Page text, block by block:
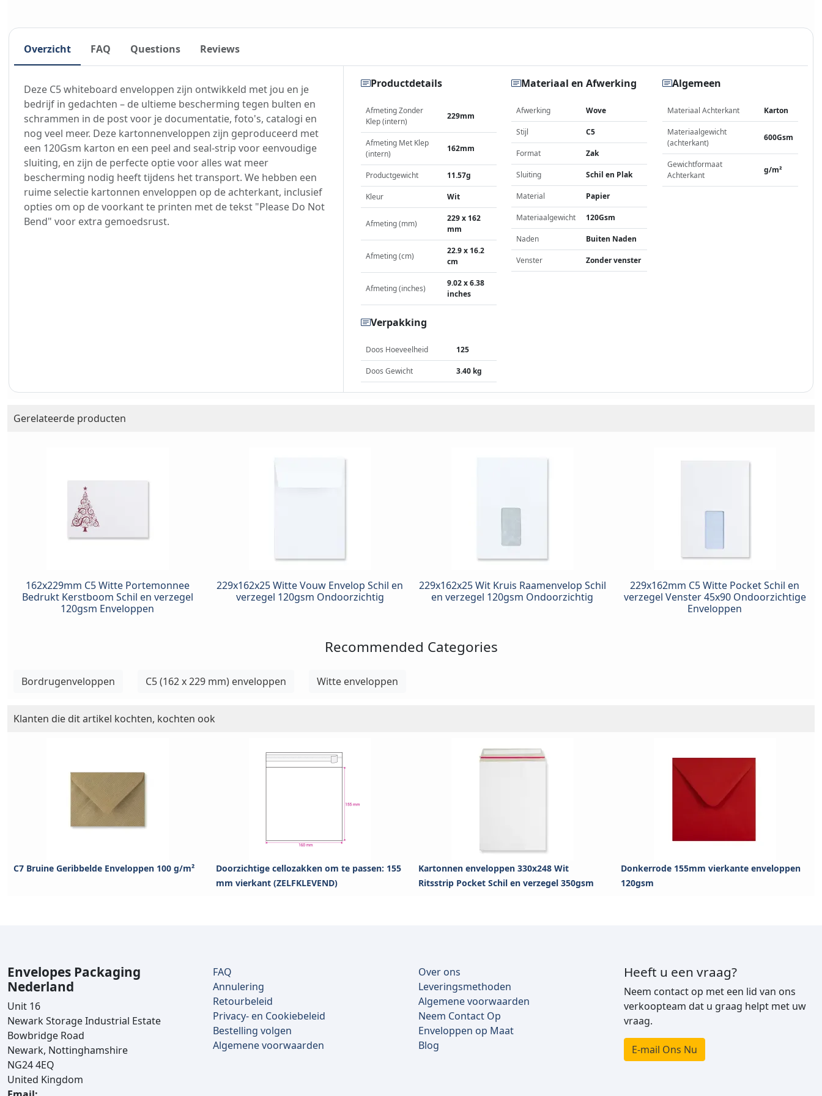
Overzicht FAQ Questions Reviews
Deze C5 whiteboard enveloppen zijn ontwikkeld met jou en je
bedrijf in gedachten – de ultieme bescherming tegen bulten en
schrammen in de post voor je documentatie, foto's, catalogi en
nog veel meer. Deze kartonnenveloppen zijn geproduceerd met
een 120Gsm karton en een peel and seal-strip voor eenvoudige
sluiting, en zijn de perfecte optie voor alles wat meer
bescherming nodig heeft tijdens het transport. We hebben een
ruime selectie kartonnen enveloppen op de achterkant, inclusief
opties om op de voorkant te printen met de tekst "Please Do Not
Bend" voor extra gemoedsrust.
Productdetails
Afmeting Zonder
Klep (intern)
229mm
Afmeting Met Klep
(intern)
162mm
Productgewicht 11.57g
Kleur Wit
Afmeting (mm)
229 x 162
mm
Afmeting (cm)
22.9 x 16.2
cm
Afmeting (inches)
9.02 x 6.38
inches
Materiaal en Afwerking
Afwerking Wove
Stijl C5
Format Zak
Sluiting Schil en Plak
Material Papier
Materiaalgewicht 120Gsm
Naden Buiten Naden
Venster Zonder venster
Algemeen
Materiaal Achterkant Karton
Materiaalgewicht
(achterkant)
600Gsm
Gewichtformaat
Achterkant
g/m²
Verpakking
Doos Hoeveelheid 125
Doos Gewicht 3.40 kg
Gerelateerde producten
162x229mm C5 Witte Portemonnee
Bedrukt Kerstboom Schil en verzegel
120gsm Enveloppen
229x162x25 Witte Vouw Envelop Schil en
verzegel 120gsm Ondoorzichtig
229x162x25 Wit Kruis Raamenvelop Schil
en verzegel 120gsm Ondoorzichtig
229x162mm C5 Witte Pocket Schil en
verzegel Venster 45x90 Ondoorzichtige
Enveloppen
Recommended Categories
Bordrugenveloppen C5 (162 x 229 mm) enveloppen Witte enveloppen
Klanten die dit artikel kochten, kochten ook
C7 Bruine Geribbelde Enveloppen 100 g/m²
Doorzichtige cellozakken om te passen: 155
mm vierkant (ZELFKLEVEND)
Kartonnen enveloppen 330x248 Wit
Ritsstrip Pocket Schil en verzegel 350gsm
Donkerrode 155mm vierkante enveloppen
120gsm
Envelopes Packaging
Nederland
Unit 16
Newark Storage Industrial Estate
Bowbridge Road
Newark, Nottinghamshire
NG24 4EQ
United Kingdom
FAQ
Annulering
Retourbeleid
Privacy- en Cookiebeleid
Bestelling volgen
Algemene voorwaarden
Over ons
Leveringsmethoden
Algemene voorwaarden
Neem Contact Op
Enveloppen op Maat
Blog
Heeft u een vraag?
Neem contact op met een lid van ons
verkoopteam dat u graag helpt met uw
vraag.
E-mail Ons Nu